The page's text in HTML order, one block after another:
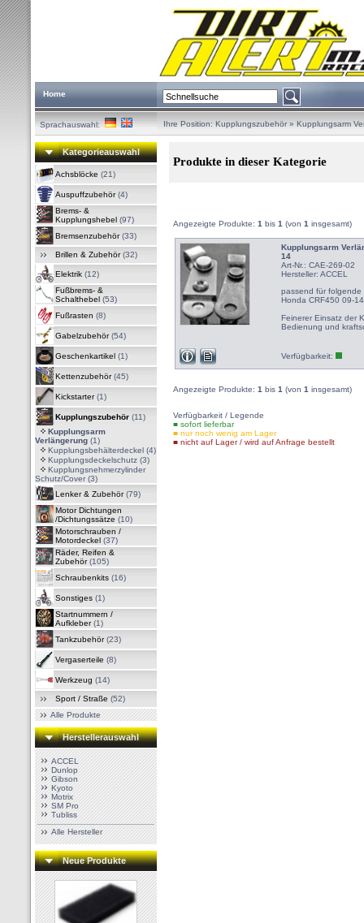
Home
Sprachauswahl: Ihre Position: Kupplungszubehör» Kupplungsarm
Kategorieauswahl
Achsblöcke (21)
Auspuffzubehör(4)
Brems- &
Kupplungshebel (97)
Bremsenzubehör(33)
Brillen & Zubehör(32)
Elektrik (12)
Fußbrems- &
Schalthebel (53)
Fußrasten (8)
Gabelzubehör(54)
Geschenkartikel (1)
Kettenzubehör(45)
Kickstarter(1)
Kupplungszubehör (11)
Kupplungsarm
Verlängerung (1)
Kupplungsbehälterdeckel (4)
Kupplungsdeckelschutz (3)
Kupplungsnehmerzylinder
Schutz/Cover (3)
Lenker & Zubehör(79)
Motor Dichtungen
/Dichtungssätze (10)
Motorschrauben /
Motordeckel (37)
Räder, Reifen &
Zubehör(105)
Schraubenkits (16)
Sonstiges (1)
Startnummern /
Aufkleber(1)
Tankzubehör(23)
Vergaserteile (8)
Werkzeug (14)
Sport / Straße (52)
Alle Produkte
Herstellerauswahl
ACCEL
Dunlop
Gibson
Kyoto
Motrix
SM Pro
Tubliss
Alle Hersteller
Neue Produkte
Produkte in dieser Kategorie
Angezeigte Produkte: 1 bis 1 (von 1 insgesamt)
Kupplungsarm
14
Art-Nr.: CAE-269-02
Hersteller: ACCEL
passend für folgende
Honda CRF450 09-14
Feinerer Einsatz der
Bedienung und
Verfügbarkeit:
Angezeigte Produkte: 1 bis 1 (von 1 insgesamt)
Verfügbarkeit / Legende
■ sofort lieferbar
■ nur noch wenig am Lager
■ nicht auf Lager / wird auf Anfrage bestellt